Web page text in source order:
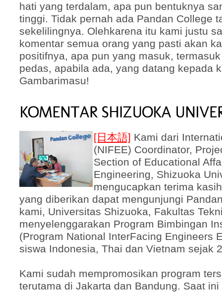
hati yang terdalam, apa pun bentuknya
tinggi. Tidak pernah ada Pandan College
sekelilingnya. Olehkarena itu kami justu
komentar semua orang yang pasti akan
positifnya, apa pun yang masuk,
pedas, apabila ada, yang datang kepada
Gambarimasu!
[日本語] Kami dari
(NIFEE) Coordinator,
Section of Educational
Engineering, Shizuoka
mengucapkan terima
yang diberikan dapat mengunjungi
kami, Universitas Shizuoka, Fakultas
menyelenggarakan Program Bimbingan
(Program National InterFacing Engineers
siswa Indonesia, Thai dan Vietnam sejak
Kami sudah mempromosikan program
terutama di Jakarta dan Bandung. Saat